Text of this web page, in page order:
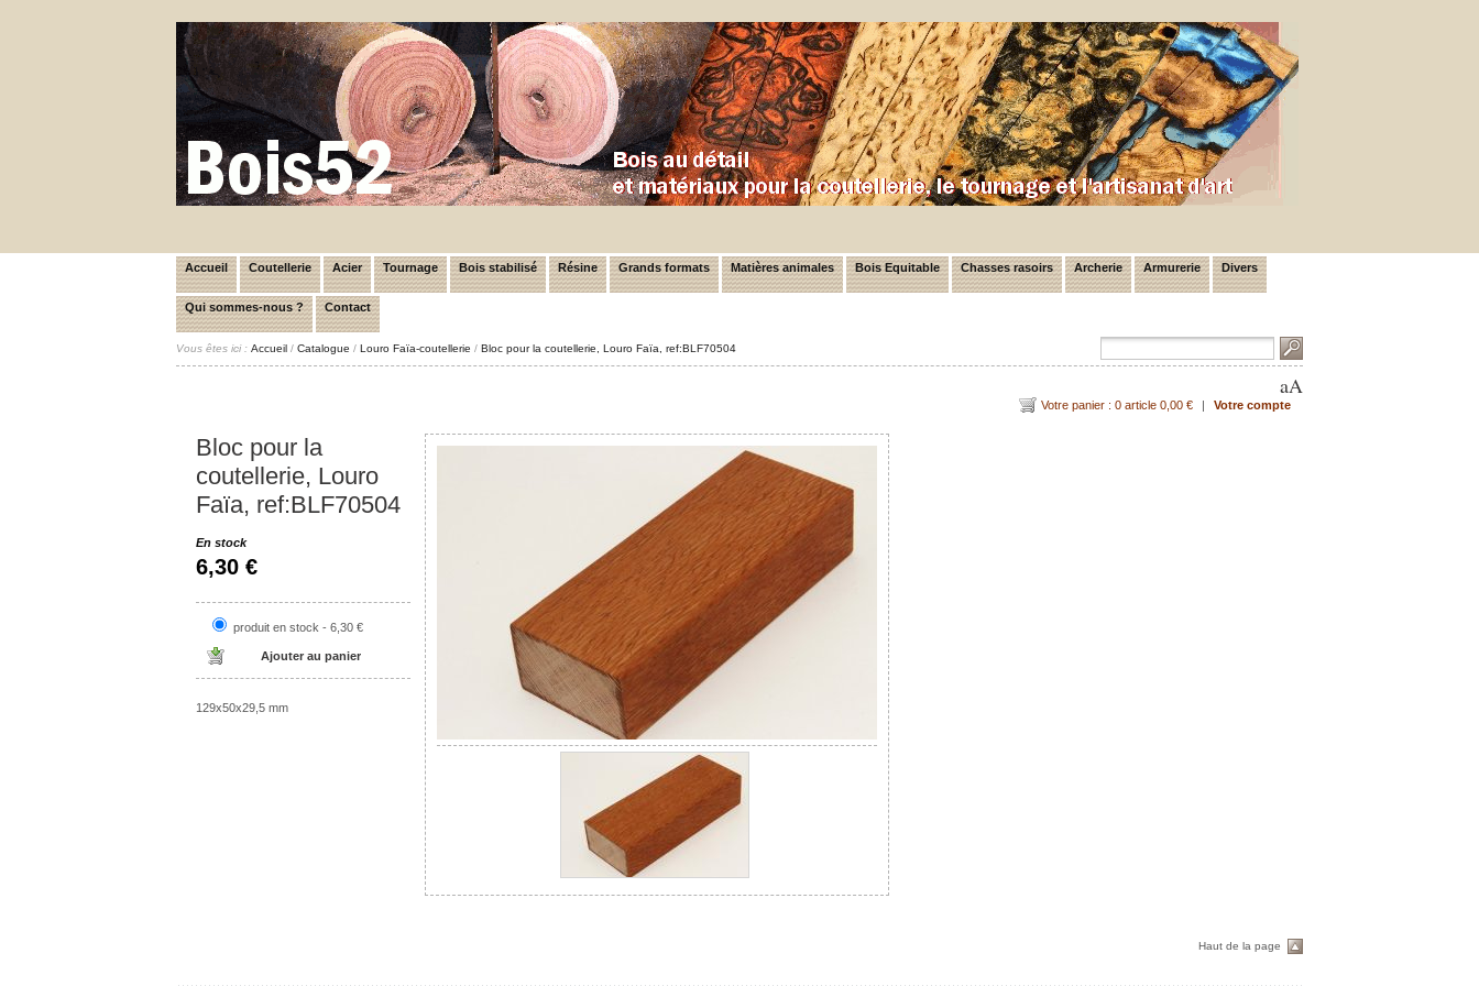
Accueil Coutellerie Acier Tournage Bois stabilisé Résine Grands formats Matières animales Bois Equitable Chasses rasoirs Archerie Armurerie Divers
Qui sommes-nous ? Contact
Vous êtes ici : Accueil / Catalogue / Louro Faïa-coutellerie / Bloc pour la coutellerie, Louro Faïa, ref:BLF70504
aA
Votre panier : 0 article 0,00 € | Votre compte
Bloc pour la
coutellerie, Louro
Faïa, ref:BLF70504
En stock
6,30 €
produit en stock - 6,30 €
129x50x29,5 mm
Haut de la page